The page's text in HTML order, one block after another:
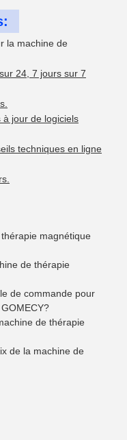
la machine de
24, 7 jours sur 7
à jour de logiciels
techniques en ligne
magnétique
de thérapie
de commande pour
de thérapie
de la machine de